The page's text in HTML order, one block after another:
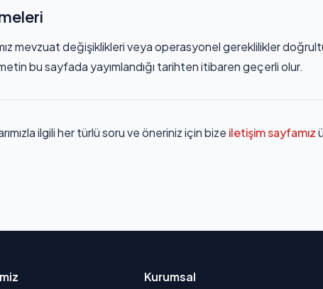
mevzuat değişiklikleri veya operasyonel gereklilikler
bu sayfada yayımlandığı tarihten itibaren geçerli olur.
ilgili her türlü soru ve öneriniz için bize iletişim sayfamız
Kurumsal